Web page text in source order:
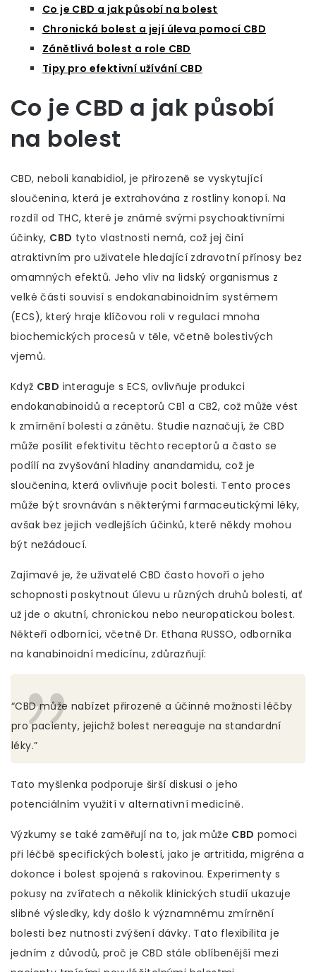
Co je CBD a jak působí na bolest
Chronická bolest a její úleva pomocí CBD
Zánětlivá bolest a role CBD
Tipy pro efektivní užívání CBD
Co je CBD a jak působí
na bolest
CBD, neboli kanabidiol, je přirozeně se vyskytující
sloučenina, která je extrahována z rostliny konopí. Na
rozdíl od THC, které je známé svými psychoaktivními
účinky, CBD tyto vlastnosti nemá, což jej činí
atraktivním pro uživatele hledající zdravotní přínosy bez
omamných efektů. Jeho vliv na lidský organismus z
velké části souvisí s endokanabinoidním systémem
(ECS), který hraje klíčovou roli v regulaci mnoha
biochemických procesů v těle, včetně bolestivých
vjemů.
Když CBD interaguje s ECS, ovlivňuje produkci
endokanabinoidů a receptorů CB1 a CB2, což může vést
k zmírnění bolesti a zánětu. Studie naznačují, že CBD
může posílit efektivitu těchto receptorů a často se
podílí na zvyšování hladiny anandamidu, což je
sloučenina, která ovlivňuje pocit bolesti. Tento proces
může být srovnáván s některými farmaceutickými léky,
avšak bez jejich vedlejších účinků, které někdy mohou
být nežádoucí.
Zajímavé je, že uživatelé CBD často hovoří o jeho
schopnosti poskytnout úlevu u různých druhů bolesti, ať
už jde o akutní, chronickou nebo neuropatickou bolest.
Někteří odborníci, včetně Dr. Ethana RUSSO, odborníka
na kanabinoidní medicínu, zdůrazňují:
“CBD může nabízet přirozené a účinné možnosti léčby
pro pacienty, jejichž bolest nereaguje na standardní
léky.”
Tato myšlenka podporuje širší diskusi o jeho
potenciálním využití v alternativní medicíně.
Výzkumy se také zaměřují na to, jak může CBD pomoci
při léčbě specifických bolestí, jako je artritida, migréna a
dokonce i bolest spojená s rakovinou. Experimenty s
pokusy na zvířatech a několik klinických studií ukazuje
slibné výsledky, kdy došlo k významnému zmírnění
bolesti bez nutnosti zvýšení dávky. Tato flexibilita je
jedním z důvodů, proč je CBD stále oblíbenější mezi